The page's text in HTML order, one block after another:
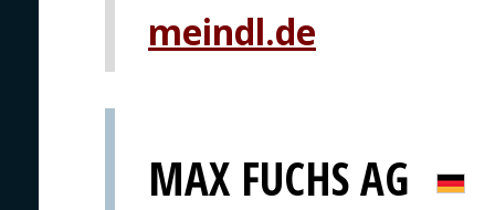
meindl.de
MAX FUCHS AG